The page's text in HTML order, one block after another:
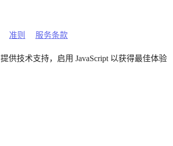
准则 服务条款
提供技术支持，启用 JavaScript 以获得最佳体验